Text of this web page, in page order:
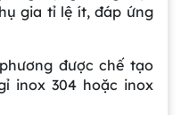
gia tỉ lệ ít, đáp ứng
được chế tạo
inox 304 hoặc inox